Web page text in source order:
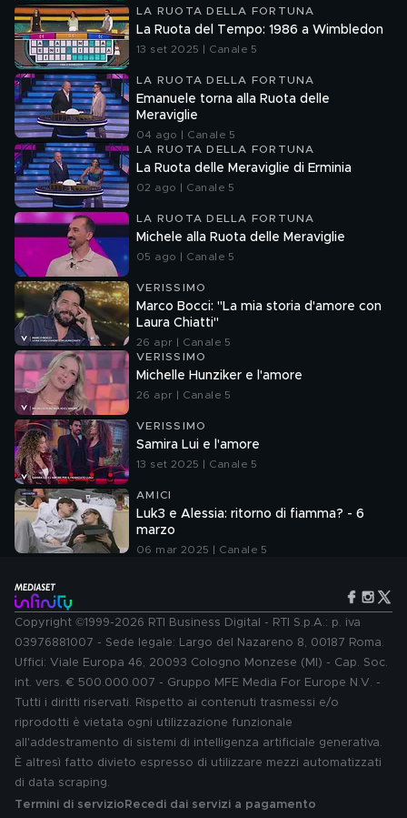
LA RUOTA DELLA FORTUNA
La Ruota del Tempo: 1986 a Wimbledon
13 set 2025 | Canale 5
LA RUOTA DELLA FORTUNA
Emanuele torna alla Ruota delle
Meraviglie
04 ago | Canale 5
LA RUOTA DELLA FORTUNA
La Ruota delle Meraviglie di Erminia
02 ago | Canale 5
LA RUOTA DELLA FORTUNA
Michele alla Ruota delle Meraviglie
05 ago | Canale 5
VERISSIMO
Marco Bocci: "La mia storia d'amore con
Laura Chiatti"
26 apr | Canale 5
VERISSIMO
Michelle Hunziker e l'amore
26 apr | Canale 5
VERISSIMO
Samira Lui e l'amore
13 set 2025 | Canale 5
AMICI
Luk3 e Alessia: ritorno di fiamma? - 6
marzo
06 mar 2025 | Canale 5
Copyright ©1999-2026 RTI Business Digital - RTI S.p.A.: p. iva
03976881007 - Sede legale: Largo del Nazareno 8, 00187 Roma.
Uffici: Viale Europa 46, 20093 Cologno Monzese (MI) - Cap. Soc.
int. vers. € 500.000.007 - Gruppo MFE Media For Europe N.V. -
Tutti i diritti riservati. Rispetto ai contenuti trasmessi e/o
riprodotti è vietata ogni utilizzazione funzionale
all'addestramento di sistemi di intelligenza artificiale generativa.
È altresì fatto divieto espresso di utilizzare mezzi automatizzati
di data scraping.
Termini di servizio Recedi dai servizi a pagamento